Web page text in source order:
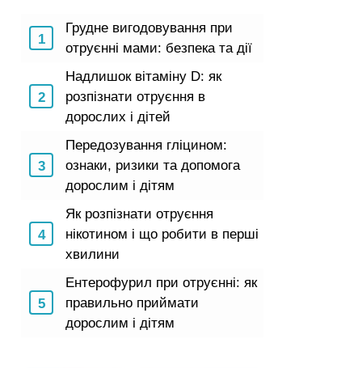
Грудне вигодовування при
отруєнні мами: безпека та дії
Надлишок вітаміну D: як
розпізнати отруєння в
дорослих і дітей
Передозування гліцином:
ознаки, ризики та допомога
дорослим і дітям
Як розпізнати отруєння
нікотином і що робити в перші
хвилини
Ентерофурил при отруєнні: як
правильно приймати
дорослим і дітям